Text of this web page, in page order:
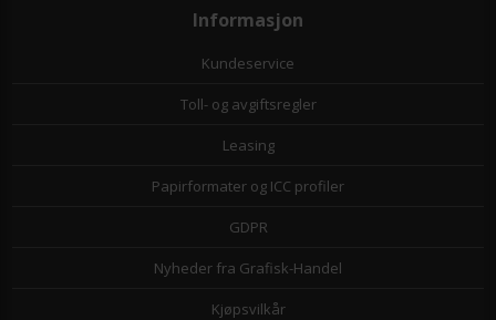
Informasjon
Kundeservice
Toll- og avgiftsregler
Leasing
Papirformater og ICC profiler
GDPR
Nyheder fra Grafisk-Handel
Kjøpsvilkår